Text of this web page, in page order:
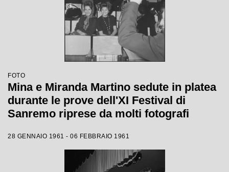
FOTO
Mina e Miranda Martino sedute in platea
durante le prove dell'XI Festival di
Sanremo riprese da molti fotografi
28 GENNAIO 1961 - 06 FEBBRAIO 1961